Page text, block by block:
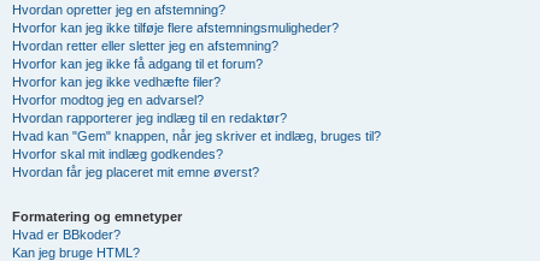
Hvordan opretter jeg en afstemning?
Hvorfor kan jeg ikke tilføje flere afstemningsmuligheder?
Hvordan retter eller sletter jeg en afstemning?
Hvorfor kan jeg ikke få adgang til et forum?
Hvorfor kan jeg ikke vedhæfte filer?
Hvorfor modtog jeg en advarsel?
Hvordan rapporterer jeg indlæg til en redaktør?
Hvad kan "Gem" knappen, når jeg skriver et indlæg, bruges til?
Hvorfor skal mit indlæg godkendes?
Hvordan får jeg placeret mit emne øverst?
Formatering og emnetyper
Hvad er BBkoder?
Kan jeg bruge HTML?